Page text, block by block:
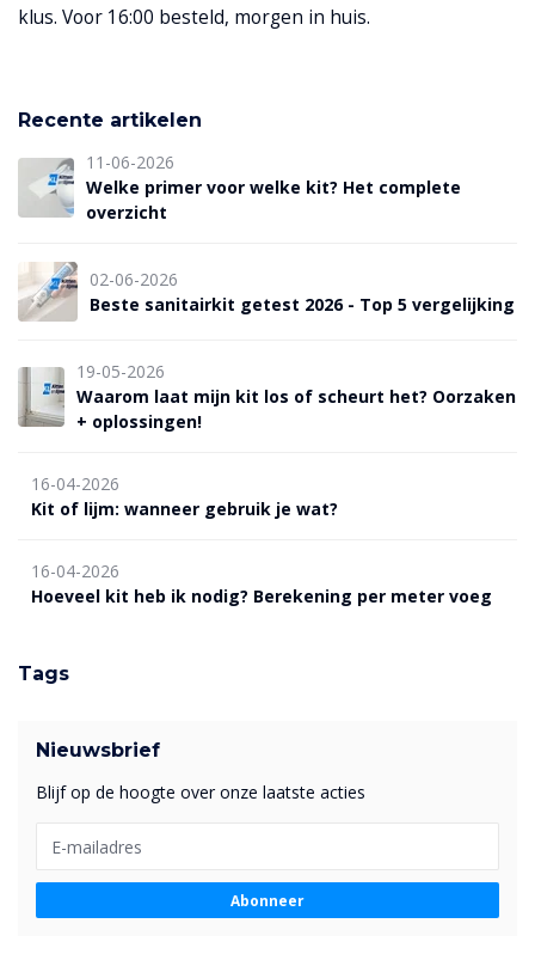
klus. Voor 16:00 besteld, morgen in huis.
Recente artikelen
11-06-2026
Welke primer voor welke kit? Het complete
overzicht
02-06-2026
Beste sanitairkit getest 2026 - Top 5 vergelijking
19-05-2026
Waarom laat mijn kit los of scheurt het? Oorzaken
+ oplossingen!
16-04-2026
Kit of lijm: wanneer gebruik je wat?
16-04-2026
Hoeveel kit heb ik nodig? Berekening per meter voeg
Tags
Nieuwsbrief
Blijf op de hoogte over onze laatste acties
Abonneer